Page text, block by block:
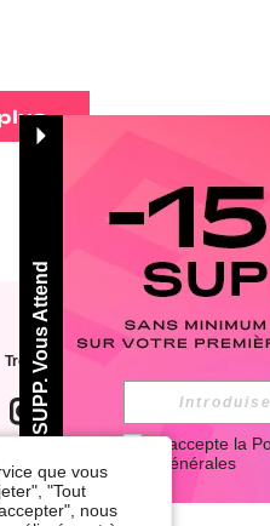
Trouvez-nous sur
Abonnez-vous à notre newsletter
pouvez vous DÉSABONNER à tout
que vous
"Tout
nous
-15% SUPP. Vous Attend J'accepte la
Générales